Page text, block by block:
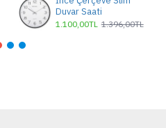
Duvar Saati
1.100,00TL 1.396,00TL